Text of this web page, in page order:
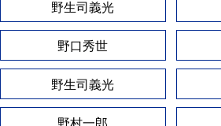
野生司義光
野口秀世
野生司義光